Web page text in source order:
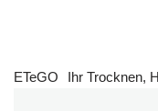
ETeGO Ihr Trocknen,